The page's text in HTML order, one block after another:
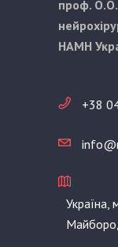
проф. О.О.
НАМН
+38
Україна,